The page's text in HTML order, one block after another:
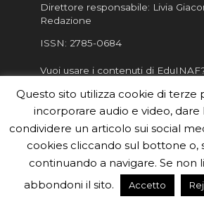
Direttore responsabile: Livia
Redazione
ISSN: 2785-0684
Vuoi usare i contenuti di
Informativa sulla Privacy
Informatva sui Cookie
Per la rubrica de l'Astronomo
inviarci le tue foto o i tuoi
redazione.edu [chiocciola] inaf.it
il form
Questo sito utilizza cookie di terze
incorporare audio e video, dare
condividere un articolo sui social
cookies cliccando sul bottone
continuando a navigare. Se non
abbondoni il sito.
Accetto